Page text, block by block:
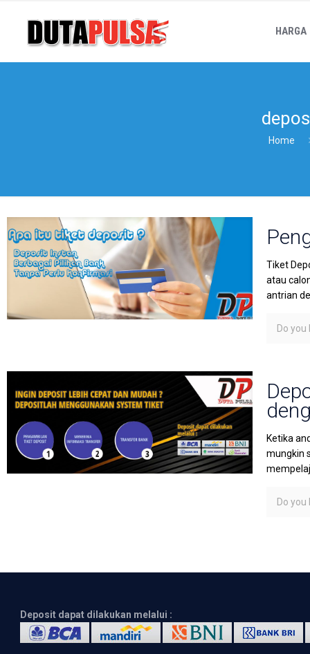
HARGA
Home
Tiket
atau
antrian
Do you
Ketika
mungkin
Do you
Deposit dapat dilakukan melalui :